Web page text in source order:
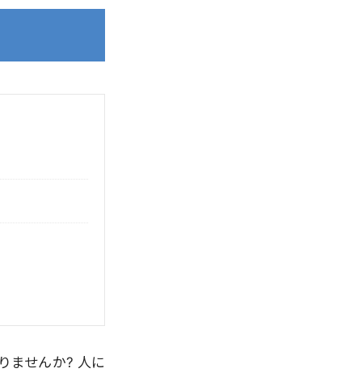
ませんか? 人に